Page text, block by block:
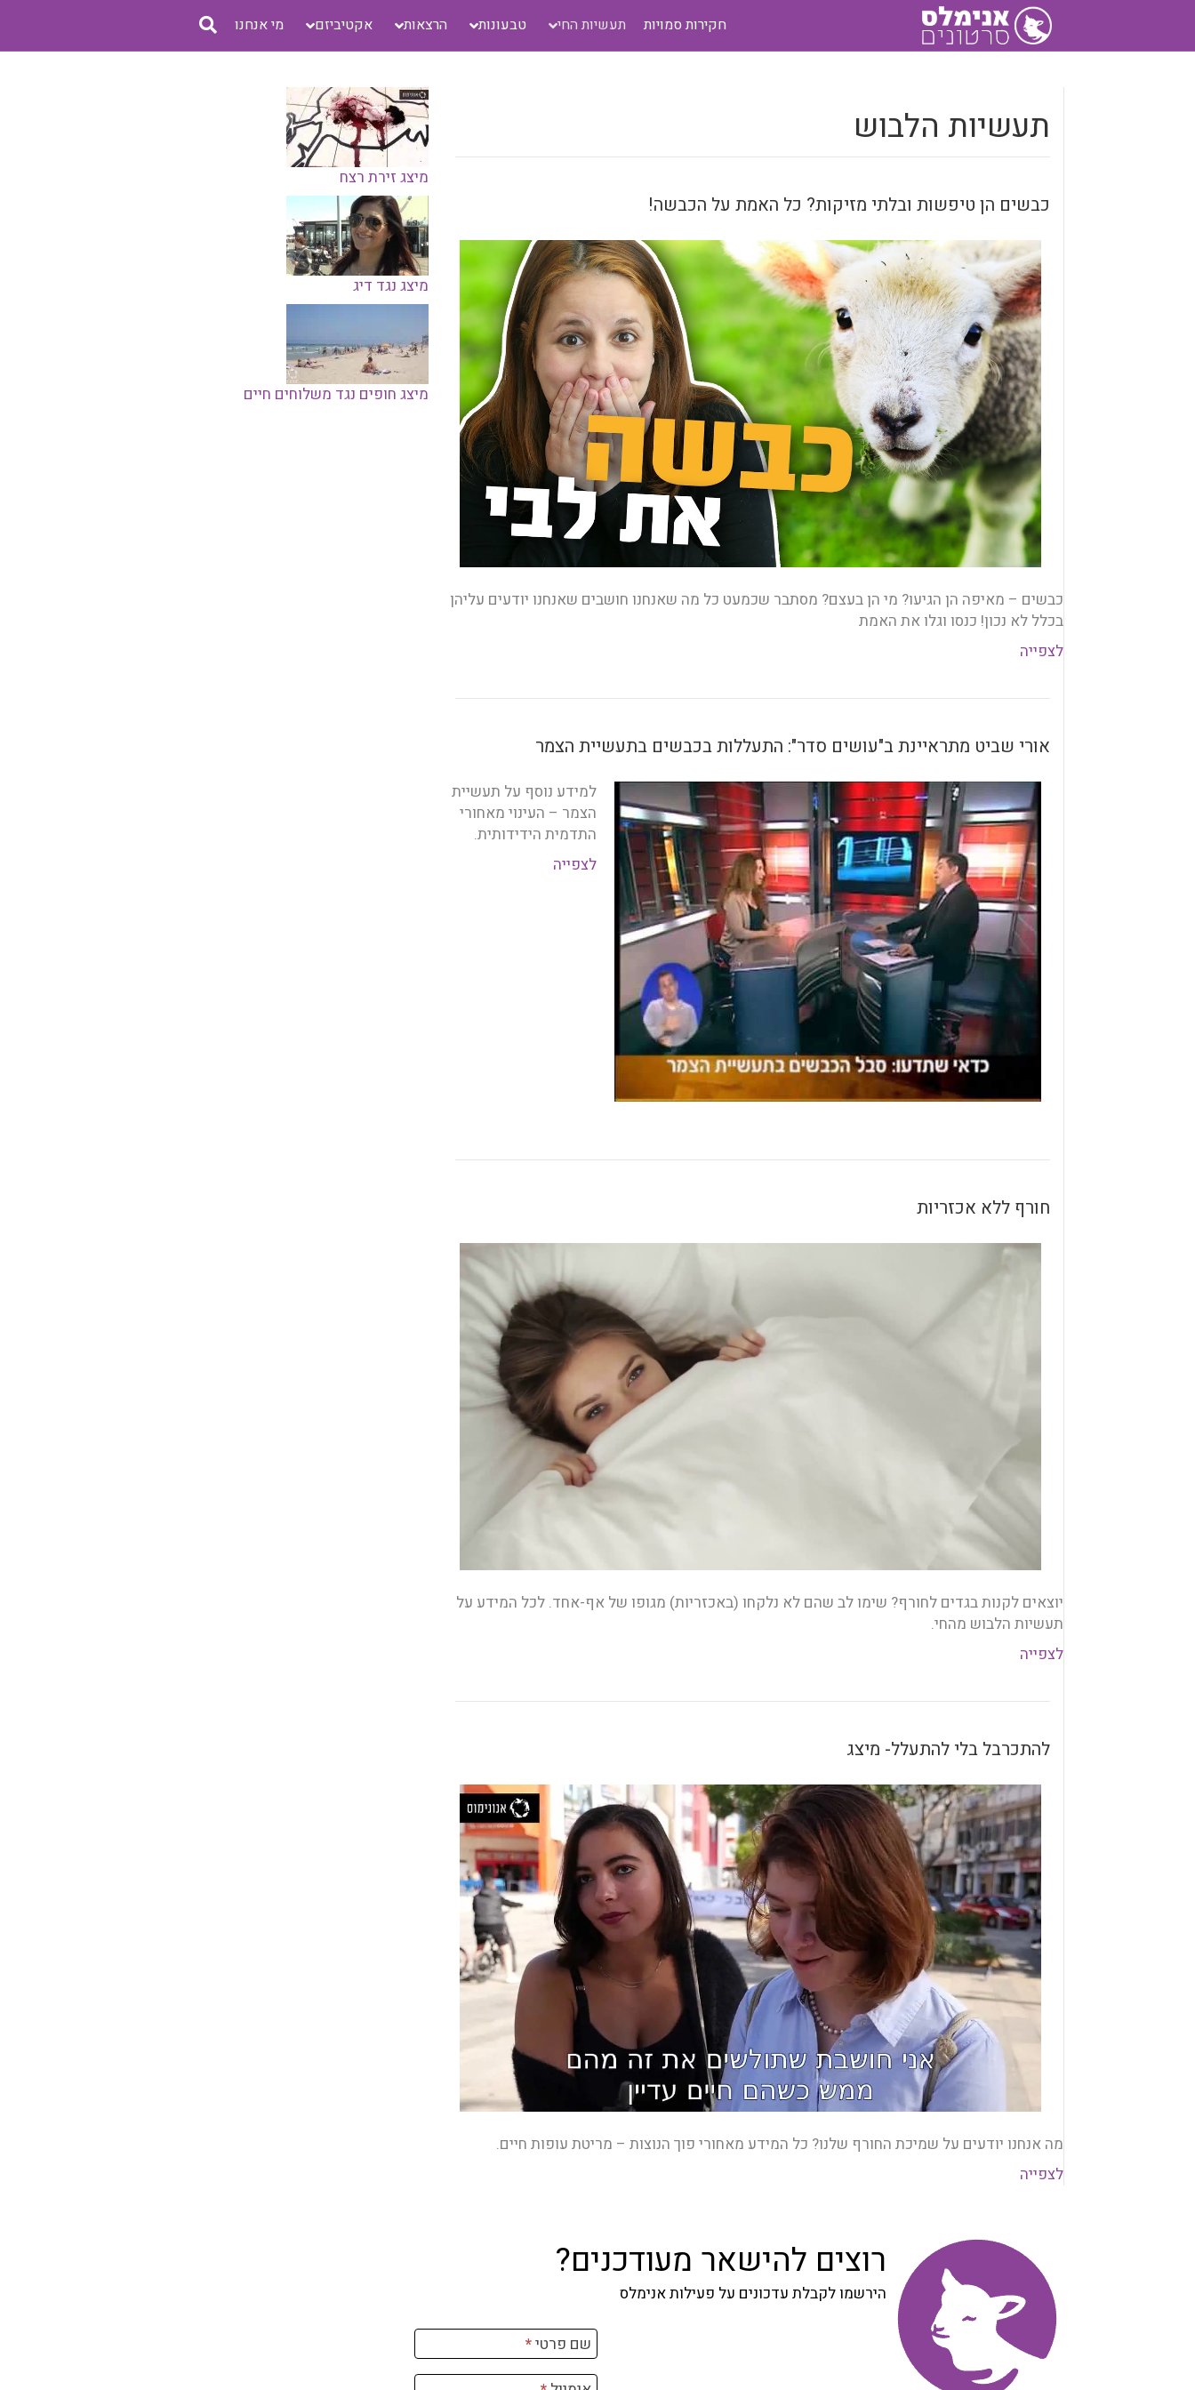
חקירות סמויות תעשיות החי טבעונות הרצאות אקטיביזם מי אנחנו
תעשיות הלבוש
כבשים הן טיפשות ובלתי מזיקות? כל האמת על הכבשה!
כבשים – מאיפה הן הגיעו? מי הן בעצם? מסתבר שכמעט כל מה שאנחנו חושבים שאנחנו יודעים עליהן
בכלל לא נכון! כנסו וגלו את האמת
לצפייה
אורי שביט מתראיינת ב"עושים סדר": התעללות בכבשים בתעשיית הצמר
למידע נוסף על תעשיית
הצמר – העינוי מאחורי
התדמית הידידותית.
לצפייה
חורף ללא אכזריות
יוצאים לקנות בגדים לחורף? שימו לב שהם לא נלקחו (באכזריות) מגופו של אף-אחד. לכל המידע על
תעשיות הלבוש מהחי.
לצפייה
להתכרבל בלי להתעלל- מיצג
מה אנחנו יודעים על שמיכת החורף שלנו? כל המידע מאחורי פוך הנוצות – מריטת עופות חיים.
לצפייה
מיצג זירת רצח
מיצג נגד דיג
מיצג חופים נגד משלוחים חיים
רוצים להישאר מעודכנים?
הירשמו לקבלת עדכונים על פעילות אנימלס
שם פרטי*